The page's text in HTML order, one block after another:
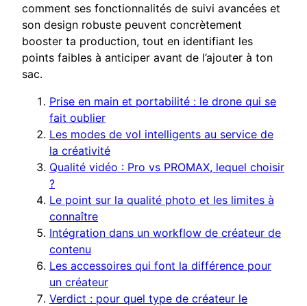
comment ses fonctionnalités de suivi avancées et
son design robuste peuvent concrètement
booster ta production, tout en identifiant les
points faibles à anticiper avant de l’ajouter à ton
sac.
Prise en main et portabilité : le drone qui se
fait oublier
Les modes de vol intelligents au service de
la créativité
Qualité vidéo : Pro vs PROMAX, lequel choisir
?
Le point sur la qualité photo et les limites à
connaître
Intégration dans un workflow de créateur de
contenu
Les accessoires qui font la différence pour
un créateur
Verdict : pour quel type de créateur le